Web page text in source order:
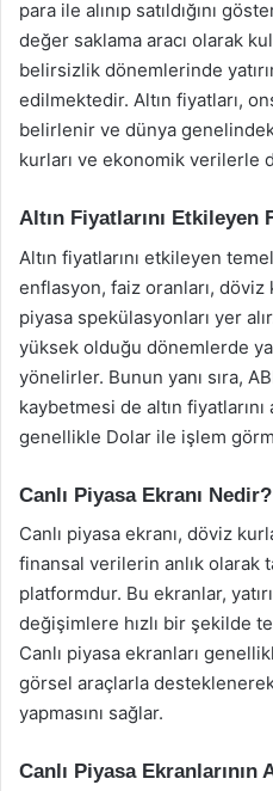
para ile alınıp satıldığını
değer saklama aracı olarak
belirsizlik dönemlerinde
edilmektedir. Altın fiyatları,
belirlenir ve dünya
kurları ve ekonomik verilerle
Altın Fiyatlarını Etkileyen
Altın fiyatlarını etkileyen
enflasyon, faiz oranları,
piyasa spekülasyonları yer
yüksek olduğu dönemlerde
yönelirler. Bunun yanı sıra,
kaybetmesi de altın
genellikle Dolar ile işlem
Canlı Piyasa Ekranı Nedir?
Canlı piyasa ekranı, döviz
finansal verilerin anlık olarak
platformdur. Bu ekranlar,
değişimlere hızlı bir şekilde
Canlı piyasa ekranları
görsel araçlarla
yapmasını sağlar.
Canlı Piyasa Ekranlarının